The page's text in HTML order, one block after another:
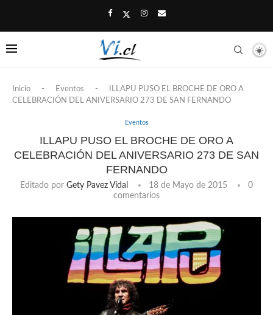
Inicio - Eventos -
ILLAPU PUSO EL BROCHE DE ORO A
CELEBRACIÓN DEL ANIVERSARIO 273 DE SAN FERNANDO
Eventos
ILLAPU PUSO EL BROCHE DE ORO A
CELEBRACIÓN DEL ANIVERSARIO 273 DE SAN
FERNANDO
Editado por Gety Pavez Vidal 18 de Mayo de 2015
0
comentarios